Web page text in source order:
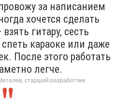
за написанием
хочется сделать
взять гитару, сесть
караоке или даже
После этого работать
легче.
старший разработчик